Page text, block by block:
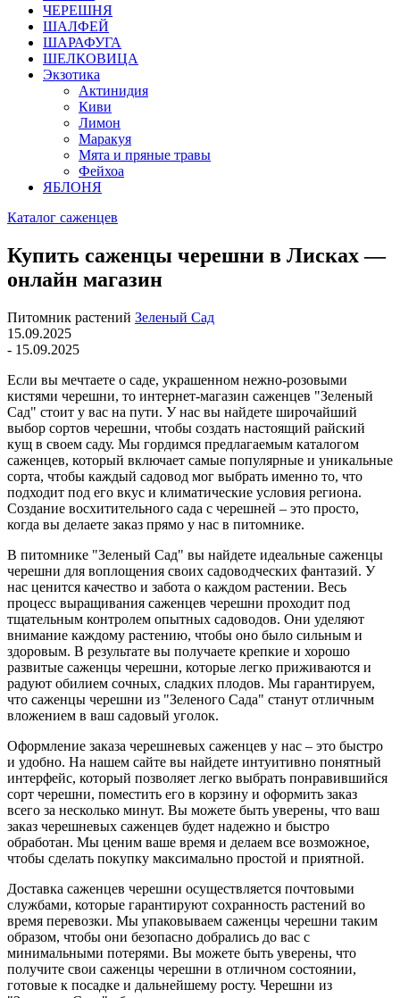
ЧЕРЕШНЯ
ШАЛФЕЙ
ШАРАФУГА
ШЕЛКОВИЦА
Экзотика
Актинидия
Киви
Лимон
Маракуя
Мята и пряные травы
Фейхоа
ЯБЛОНЯ
Каталог саженцев
Купить саженцы черешни в Лисках —
онлайн магазин
Питомник растений Зеленый Сад
15.09.2025
- 15.09.2025
Если вы мечтаете о саде, украшенном нежно-розовыми
кистями черешни, то интернет-магазин саженцев "Зеленый
Сад" стоит у вас на пути. У нас вы найдете широчайший
выбор сортов черешни, чтобы создать настоящий райский
кущ в своем саду. Мы гордимся предлагаемым каталогом
саженцев, который включает самые популярные и уникальные
сорта, чтобы каждый садовод мог выбрать именно то, что
подходит под его вкус и климатические условия региона.
Создание восхитительного сада с черешней – это просто,
когда вы делаете заказ прямо у нас в питомнике.
В питомнике "Зеленый Сад" вы найдете идеальные саженцы
черешни для воплощения своих садоводческих фантазий. У
нас ценится качество и забота о каждом растении. Весь
процесс выращивания саженцев черешни проходит под
тщательным контролем опытных садоводов. Они уделяют
внимание каждому растению, чтобы оно было сильным и
здоровым. В результате вы получаете крепкие и хорошо
развитые саженцы черешни, которые легко приживаются и
радуют обилием сочных, сладких плодов. Мы гарантируем,
что саженцы черешни из "Зеленого Сада" станут отличным
вложением в ваш садовый уголок.
Оформление заказа черешневых саженцев у нас – это быстро
и удобно. На нашем сайте вы найдете интуитивно понятный
интерфейс, который позволяет легко выбрать понравившийся
сорт черешни, поместить его в корзину и оформить заказ
всего за несколько минут. Вы можете быть уверены, что ваш
заказ черешневых саженцев будет надежно и быстро
обработан. Мы ценим ваше время и делаем все возможное,
чтобы сделать покупку максимально простой и приятной.
Доставка саженцев черешни осуществляется почтовыми
службами, которые гарантируют сохранность растений во
время перевозки. Мы упаковываем саженцы черешни таким
образом, чтобы они безопасно добрались до вас с
минимальными потерями. Вы можете быть уверены, что
получите свои саженцы черешни в отличном состоянии,
готовые к посадке и дальнейшему росту. Черешни из